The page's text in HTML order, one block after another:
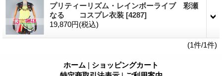
プリティーリズム・レインボーライブ 彩瀬
なる コスプレ衣装 [4287]
19,870円(税込)
(1件/1件)
ホーム | ショッピングカート